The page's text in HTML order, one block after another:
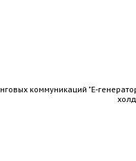
коммуникаций "Е-